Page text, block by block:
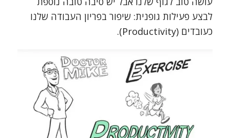
לבצע פעילות גופנית: שיפור בפריון העבודה שלנו
כעובדים (Productivity).